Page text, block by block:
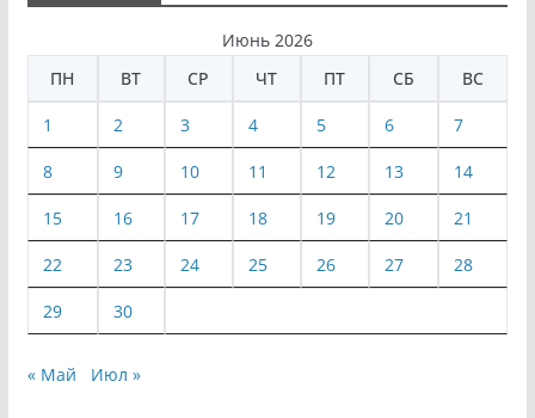
Июнь 2026
ПН
ВТ СР ЧТ ПТ СБ ВС
1 2 3 4 5 6 7
8 9 10 11 12 13 14
15 16 17 18 19 20 21
22 23 24 25 26 27 28
29 30
« Май Июл »